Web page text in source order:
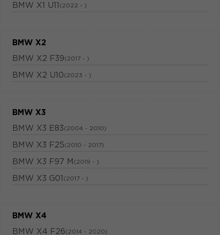
BMW X1 U11 (2022 - )
BMW X2
BMW X2 F39(2017 - )
BMW X2 U10(2023 - )
BMW X3
BMW X3 E83(2004 - 2010)
BMW X3 F25(2010 - 2017)
BMW X3 F97 M (2019 - )
BMW X3 G01 (2017 - )
BMW X4
BMW X4 F26(2014 - 2020)